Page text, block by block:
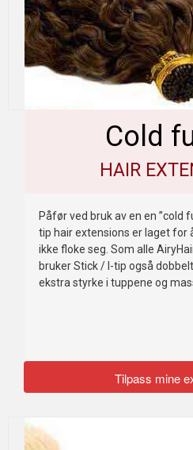
Cold
HAIR
Påfør ved bruk av en en ”cold
tip hair extensions er laget for
ikke floke seg. Som alle
bruker Stick / I-tip også
ekstra styrke i tuppene og
Tilpass mine